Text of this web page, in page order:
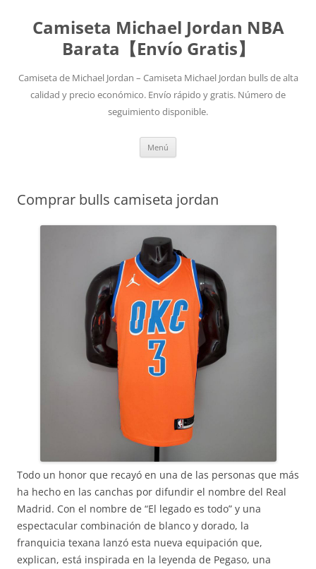
Camiseta Michael Jordan NBA
Barata【Envío Gratis】
Camiseta de Michael Jordan – Camiseta Michael Jordan bulls de alta
calidad y precio económico. Envío rápido y gratis. Número de
seguimiento disponible.
Menú
Comprar bulls camiseta jordan
Todo un honor que recayó en una de las personas que más
ha hecho en las canchas por difundir el nombre del Real
Madrid. Con el nombre de “El legado es todo” y una
espectacular combinación de blanco y dorado, la
franquicia texana lanzó esta nueva equipación que,
explican, está inspirada en la leyenda de Pegaso, una